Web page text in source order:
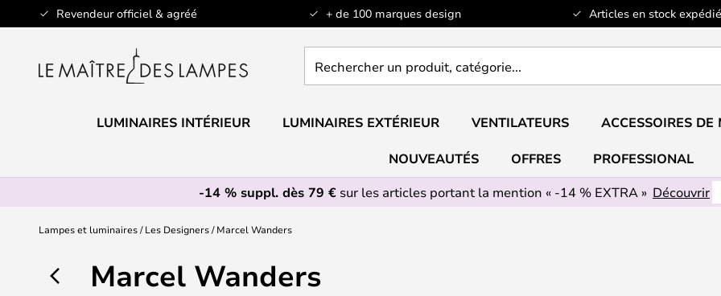
Revendeur officiel & agréé + de 100 marques design Articles en stock
Allez
au
un
catégorie...
LUMINAIRES INTÉRIEUR LUMINAIRES EXTÉRIEUR VENTILATEURS ACCESSOIRES DE
NOUVEAUTÉS OFFRES
PROFESSIONAL
-14 % suppl. dès 79 € sur les articles portant la mention « -14 % EXTRA » Découvrir
Lampes et luminaires Les Designers Marcel Wanders
Marcel Wanders